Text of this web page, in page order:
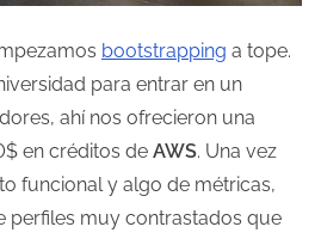
bootstrapping a tope.
para entrar en un
ahí nos ofrecieron una
en créditos de AWS. Una vez
funcional y algo de métricas,
perfiles muy contrastados que